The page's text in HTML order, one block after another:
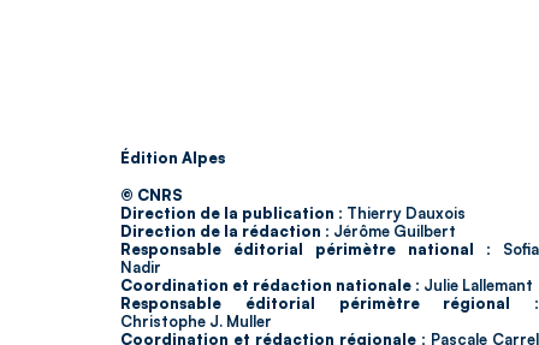
Édition Alpes
© CNRS
Direction de la publication : Thierry Dauxois
Direction de la rédaction : Jérôme Guilbert
Responsable éditorial périmètre national : Sofia
Nadir
Coordination et rédaction nationale : Julie Lallemant
Responsable éditorial périmètre régional :
Christophe J. Muller
Coordination et rédaction régionale : Pascale Carrel